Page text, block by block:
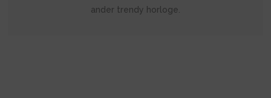
ander trendy horloge.